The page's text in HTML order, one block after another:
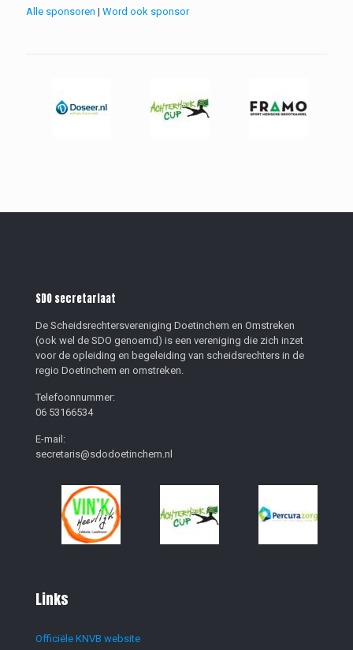
Alle sponsoren | Word ook sponsor
SDO secretariaat
De Scheidsrechtersvereniging Doetinchem en Omstreken
(ook wel de SDO genoemd) is een vereniging die zich inzet
voor de opleiding en begeleiding van scheidsrechters in de
regio Doetinchem en omstreken.
Telefoonnummer:
06 53166534
E-mail:
secretaris@sdodoetinchem.nl
Links
Officiële KNVB website